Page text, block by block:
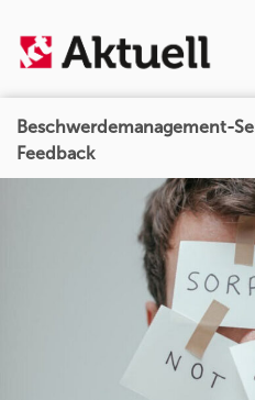
Beschwerdemanagement-
Feedback